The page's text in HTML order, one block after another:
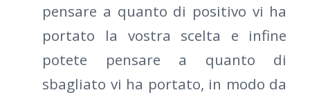
pensare a quanto di positivo vi ha
portato la vostra scelta e infine
potete pensare a quanto di
sbagliato vi ha portato, in modo da